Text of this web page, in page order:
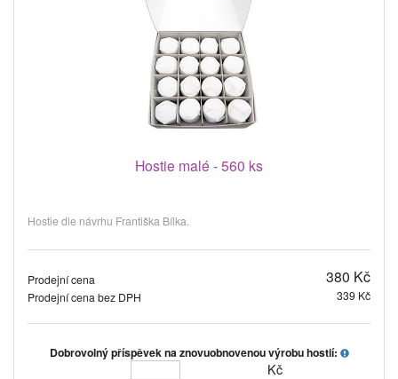
Hostie malé - 560 ks
Hostie dle návrhu Františka Bílka.
Prodejní cena 380 Kč
Prodejní cena bez DPH 339 Kč
Dobrovolný příspěvek na znovuobnovenou výrobu hostií:
Kč